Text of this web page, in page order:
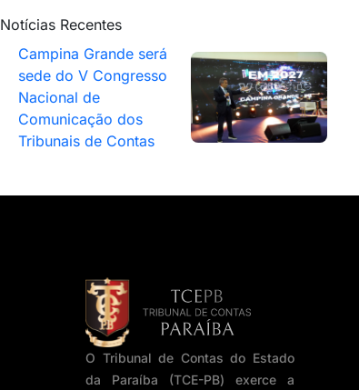
Notícias Recentes
Campina Grande será
sede do V Congresso
Nacional de
Comunicação dos
Tribunais de Contas
O Tribunal de Contas do Estado
da Paraíba (TCE-PB) exerce a